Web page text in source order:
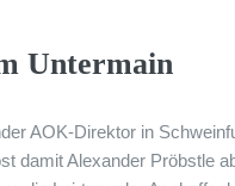
Untermain
AOK-Direktor in
damit Alexander Pröbstle